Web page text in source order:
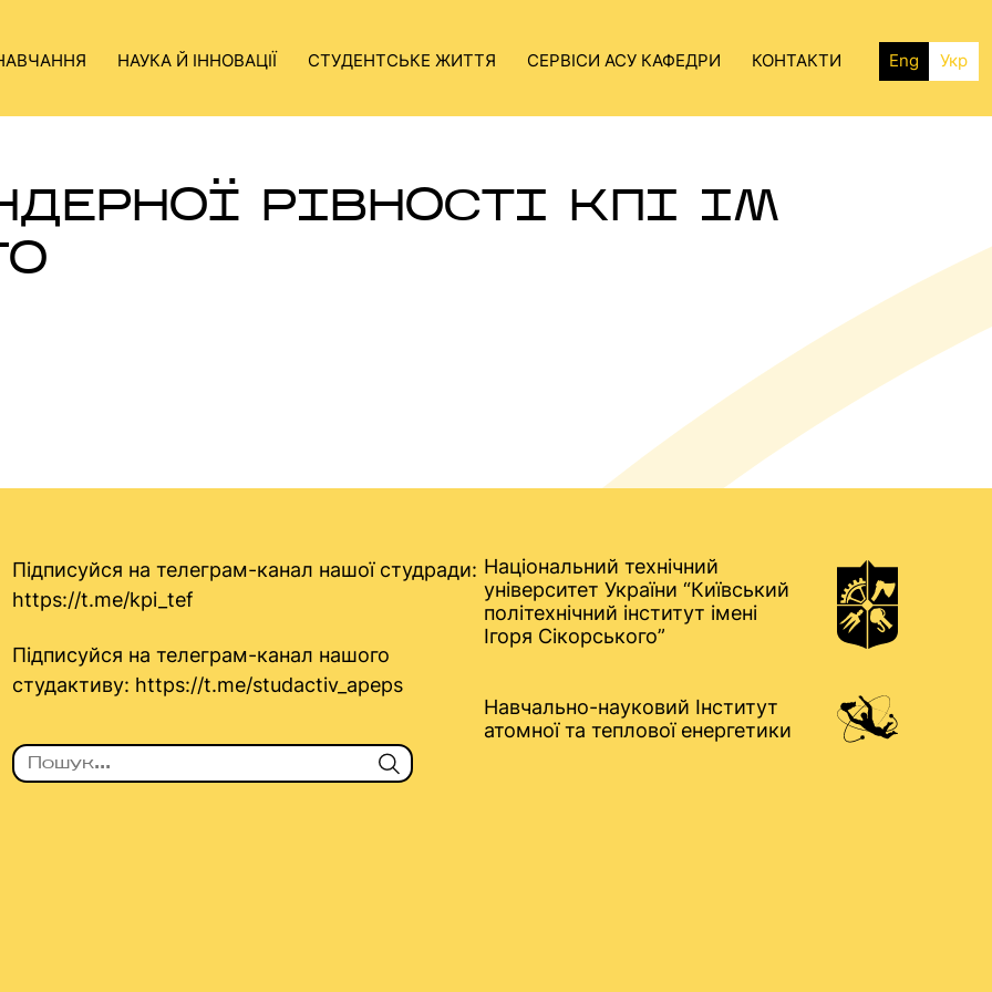
НАУКА Й ІННОВАЦІЇ СТУДЕНТСЬКЕ ЖИТТЯ СЕРВІСИ АСУ КАФЕДРИ КОНТАКТИ Eng Укр
РІВНОСТІ КПІ ІМ
Підписуйся на телеграм-канал нашої студради:
https://t.me/kpi_tef
Підписуйся на телеграм-канал нашого
студактиву: https://t.me/studactiv_apeps
Національний технічний
університет України “Київський
політехнічний інститут імені
Ігоря Сікорського”
Навчально-науковий Інститут
атомної та теплової енергетики